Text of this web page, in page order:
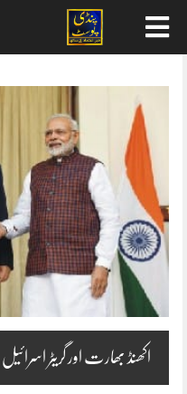
content
اکھنڈ بھارت اور گریٹر اسرائیل